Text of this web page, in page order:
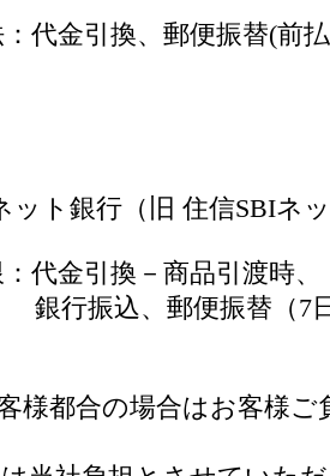
代金引換、郵便振替(前
ット銀行（旧 住信SBIネ
代金引換－商品引渡時、
郵便振替（7日
様都合の場合はお客様ご